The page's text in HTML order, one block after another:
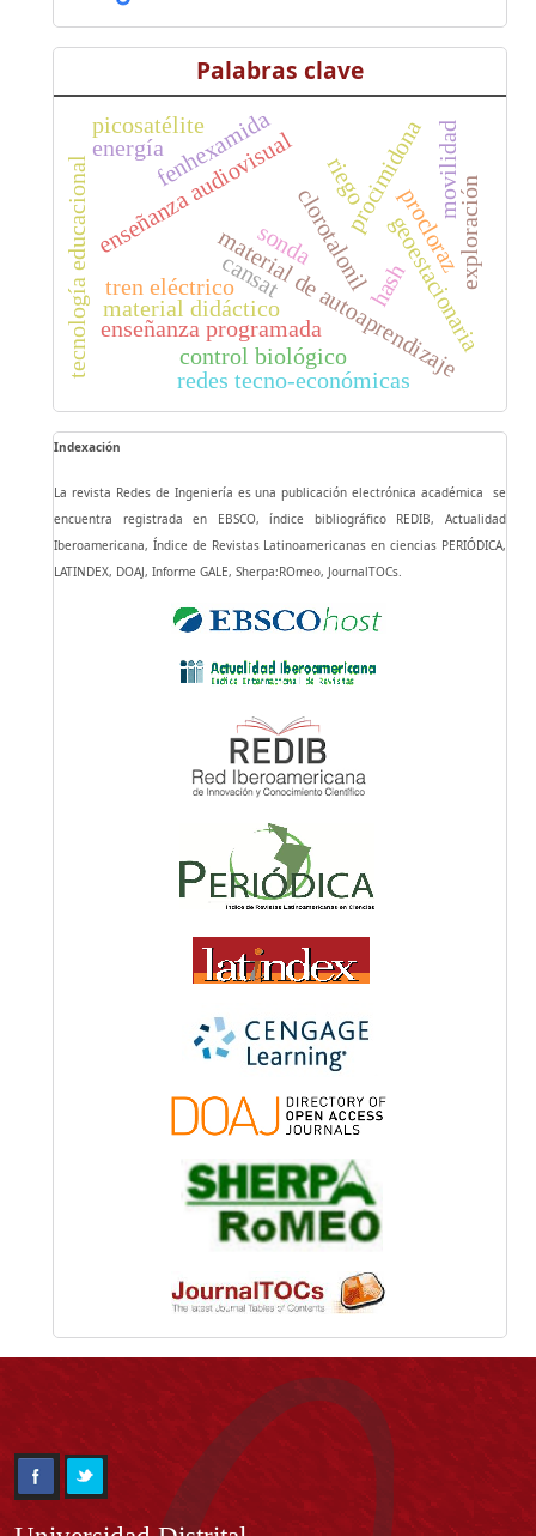
Palabras clave
enseñanza audiovisual
tecnología educacional material didácticomaterial de autoaprendizaje
enseñanza programada
clorotalonil
control biológico
fenhexamida procimidonaprocloraz
cansat exploración
geoestacionaria
picosatélite
sonda
redes tecno-económicas
energía movilidad
tren eléctrico hash
riego
Indexación
La revista Redes de Ingeniería es una publicación electrónica académica se
encuentra registrada en EBSCO, índice bibliográfico REDIB, Actualidad
Iberoamericana, Índice de Revistas Latinoamericanas en ciencias PERIÓDICA,
LATINDEX, DOAJ, Informe GALE, Sherpa:ROmeo, JournalTOCs.